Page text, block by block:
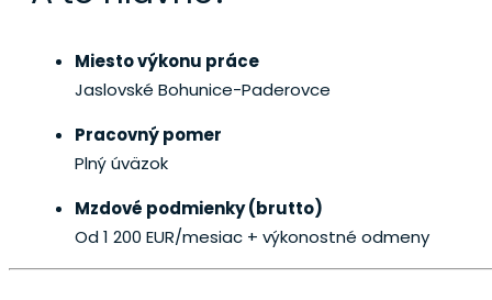
Miesto výkonu práce
Jaslovské Bohunice-Paderovce
Pracovný pomer
Plný úväzok
Mzdové podmienky (brutto)
Od 1 200 EUR/mesiac + výkonostné odmeny